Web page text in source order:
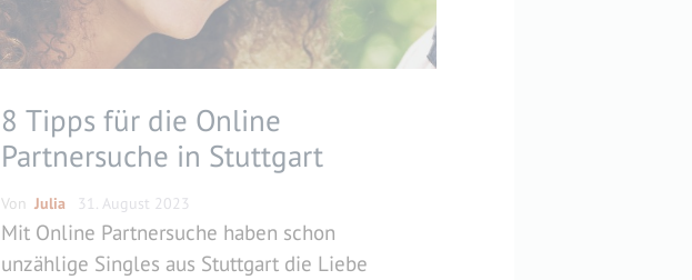
8 Tipps für die Online
Partnersuche in Stuttgart
Von Julia 31. August 2023
Mit Online Partnersuche haben schon
unzählige Singles aus Stuttgart die Liebe